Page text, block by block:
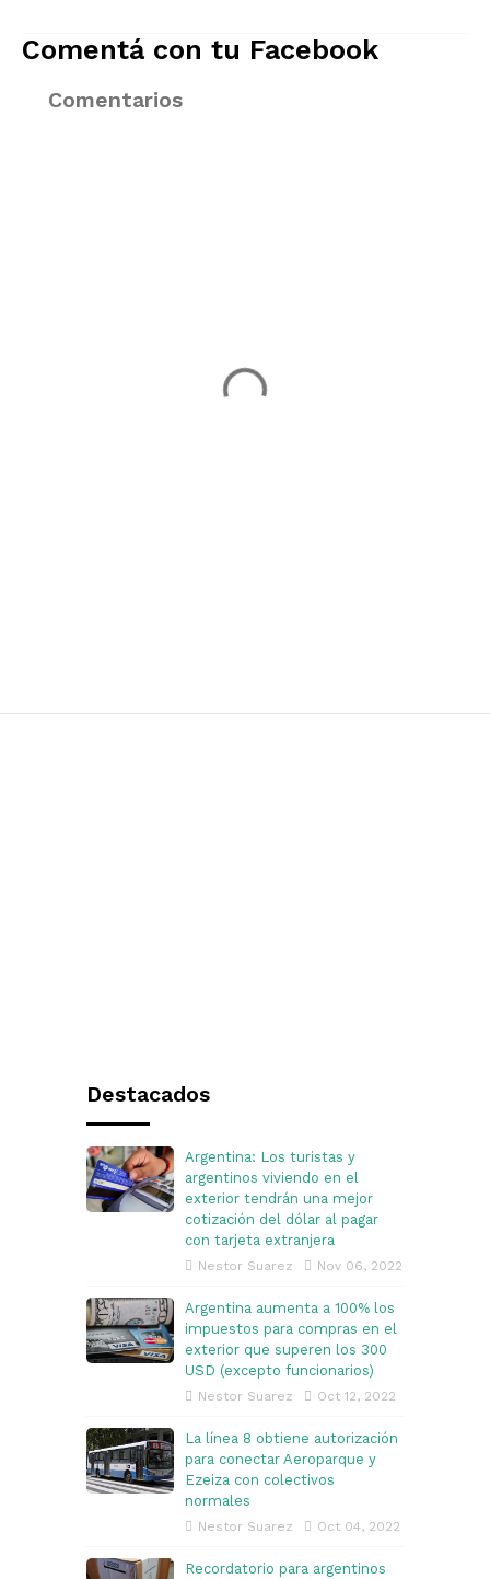
Comentá con tu Facebook
Comentarios
Destacados
Argentina: Los turistas y
argentinos viviendo en el
exterior tendrán una mejor
cotización del dólar al pagar
con tarjeta extranjera
Nestor Suarez Nov 06, 2022
Argentina aumenta a 100% los
impuestos para compras en el
exterior que superen los 300
USD (excepto funcionarios)
Nestor Suarez Oct 12, 2022
La línea 8 obtiene autorización
para conectar Aeroparque y
Ezeiza con colectivos
normales
Nestor Suarez Oct 04, 2022
Recordatorio para argentinos